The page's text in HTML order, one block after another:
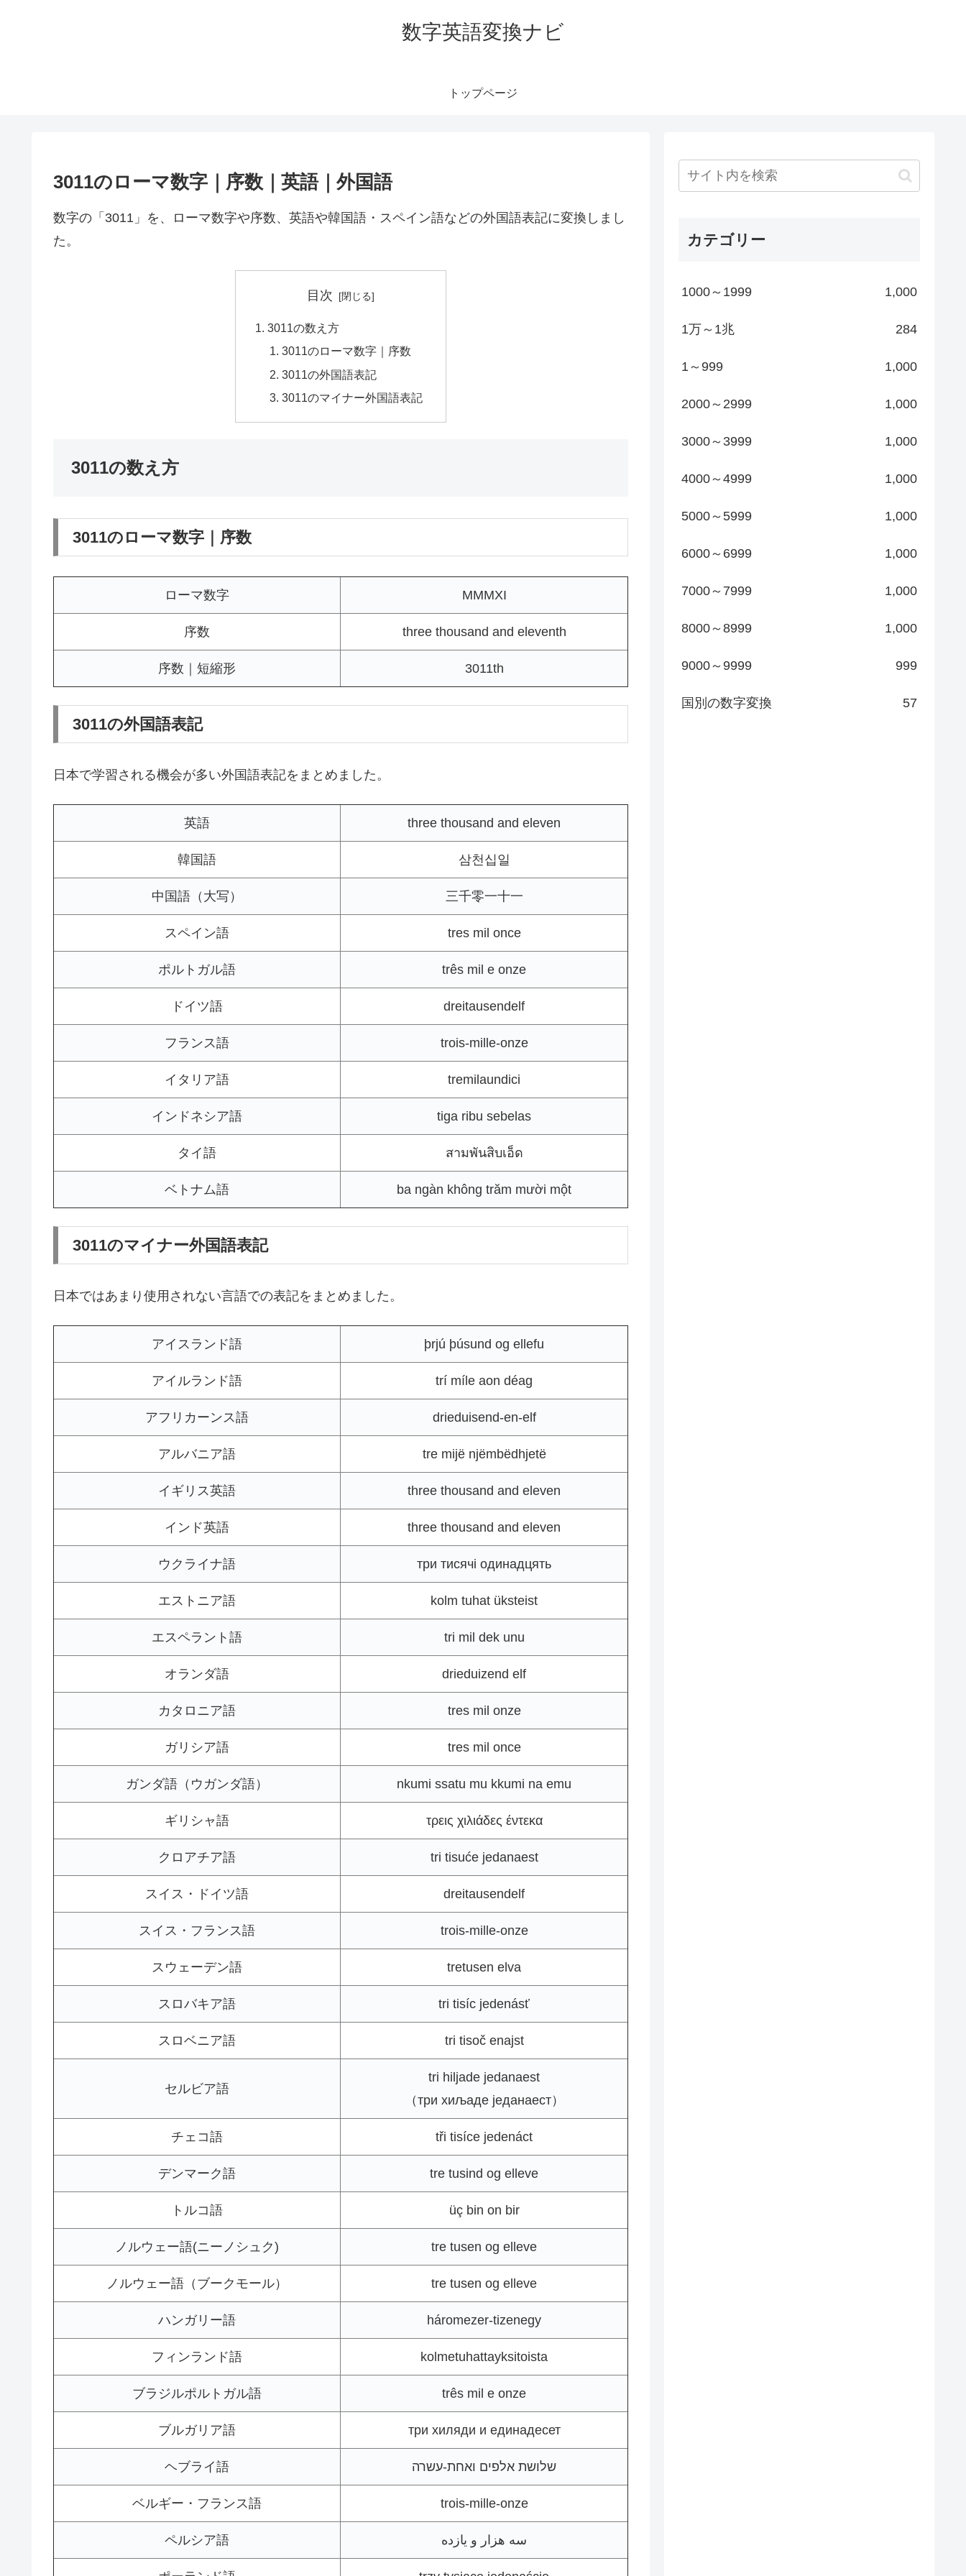
数字英語変換ナビ
トップページ
3011のローマ数字｜序数｜英語｜外国語
数字の「3011」を、ローマ数字や序数、英語や韓国語・スペイン語などの外国語表記に変換しまし
た。
目次
3011の数え方
3011のローマ数字｜序数
3011の外国語表記
3011のマイナー外国語表記
3011の数え方
3011のローマ数字｜序数
ローマ数字 MMMXI
序数 three thousand and eleventh
序数｜短縮形 3011th
3011の外国語表記
日本で学習される機会が多い外国語表記をまとめました。
英語 three thousand and eleven
韓国語 삼천십일
中国語（大写） 三千零一十一
スペイン語 tres mil once
ポルトガル語 três mil e onze
ドイツ語 dreitausendelf
フランス語 trois-mille-onze
イタリア語 tremilaundici
インドネシア語 tiga ribu sebelas
タイ語 สามพันสิบเอ็ด
ベトナム語 ba ngàn không trăm mười một
3011のマイナー外国語表記
日本ではあまり使用されない言語での表記をまとめました。
アイスランド語 þrjú þúsund og ellefu
アイルランド語 trí míle aon déag
アフリカーンス語 drieduisend-en-elf
アルバニア語 tre mijë njëmbëdhjetë
イギリス英語 three thousand and eleven
インド英語 three thousand and eleven
ウクライナ語 три тисячі одинадцять
エストニア語 kolm tuhat üksteist
エスペラント語 tri mil dek unu
オランダ語 drieduizend elf
カタロニア語 tres mil onze
ガリシア語 tres mil once
ガンダ語（ウガンダ語） nkumi ssatu mu kkumi na emu
ギリシャ語 τρεις χιλιάδες έντεκα
クロアチア語 tri tisuće jedanaest
スイス・ドイツ語 dreitausendelf
スイス・フランス語 trois-mille-onze
スウェーデン語 tretusen elva
スロバキア語 tri tisíc jedenásť
スロベニア語 tri tisoč enajst
セルビア語
tri hiljade jedanaest
（три хиљаде једанаест）
チェコ語 tři tisíce jedenáct
デンマーク語 tre tusind og elleve
トルコ語 üç bin on bir
ノルウェー語(ニーノシュク) tre tusen og elleve
ノルウェー語（ブークモール） tre tusen og elleve
ハンガリー語 háromezer-tizenegy
フィンランド語 kolmetuhattayksitoista
ブラジルポルトガル語 três mil e onze
ブルガリア語 три хиляди и единадесет
ヘブライ語 שלושת אלפים ואחת-עשרה
ベルギー・フランス語 trois-mille-onze
ペルシア語 سه هزار و یازده
カテゴリー
1000～1999 1,000
1万～1兆 284
1～999 1,000
2000～2999 1,000
3000～3999 1,000
4000～4999 1,000
5000～5999 1,000
6000～6999 1,000
7000～7999 1,000
8000～8999 1,000
9000～9999 999
国別の数字変換 57